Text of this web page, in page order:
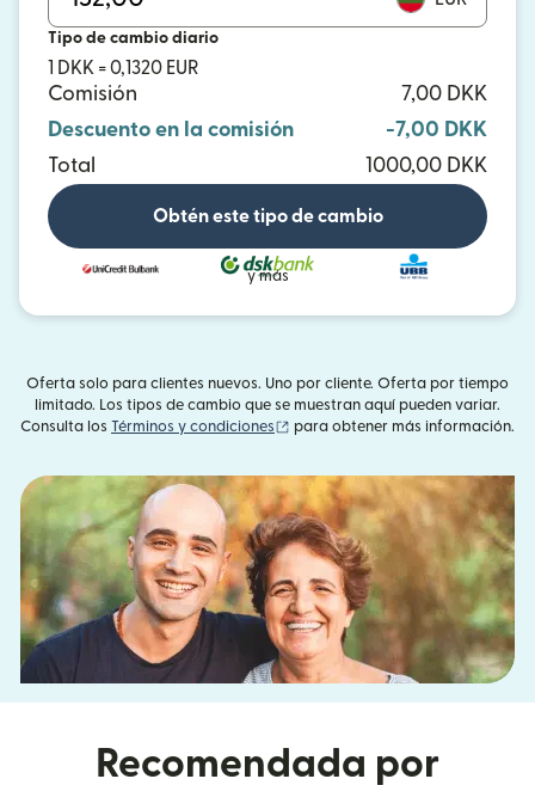
Tipo de cambio diario
1 DKK = 0,1320 EUR
Comisión
7,00 DKK
Descuento en la comisión
-7,00 DKK
Total
1000,00 DKK
Obtén este tipo de cambio
y más
Oferta solo para clientes nuevos. Uno por cliente. Oferta por tiempo
limitado. Los tipos de cambio que se muestran aquí pueden variar.
Consulta los Términos y condiciones (se abre en una ventana nueva)
para obtener más información.
Recomendada por